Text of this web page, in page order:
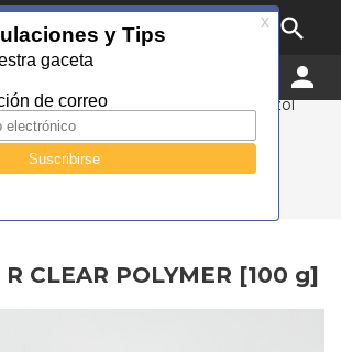


personal
Lubrizol
reología
POLYMER [100 g]
CLEAR POLYMER [100 g]